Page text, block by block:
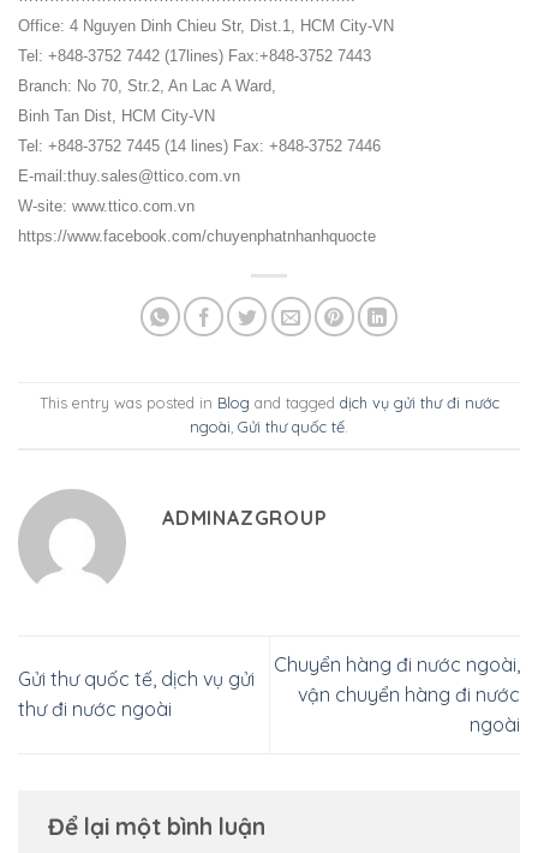
Office: 4 Nguyen Dinh Chieu Str, Dist.1, HCM City-VN
Tel: +848-3752 7442 (17lines) Fax:+848-3752 7443
Branch: No 70, Str.2, An Lac A Ward,
Binh Tan Dist, HCM City-VN
Tel: +848-3752 7445 (14 lines) Fax: +848-3752 7446
E-mail:thuy.sales@ttico.com.vn
W-site: www.ttico.com.vn
https://www.facebook.com/chuyenphatnhanhquocte
This entry was posted in Blog and tagged dịch vụ gửi thư đi nước
ngoài Gửi thư quốc tế
ADMINAZGROUP
Gửi thư quốc tế, dịch vụ gửi
thư đi nước ngoài
Chuyển hàng đi nước ngoài,
vận chuyển hàng đi nước
ngoài
Để lại một bình luận